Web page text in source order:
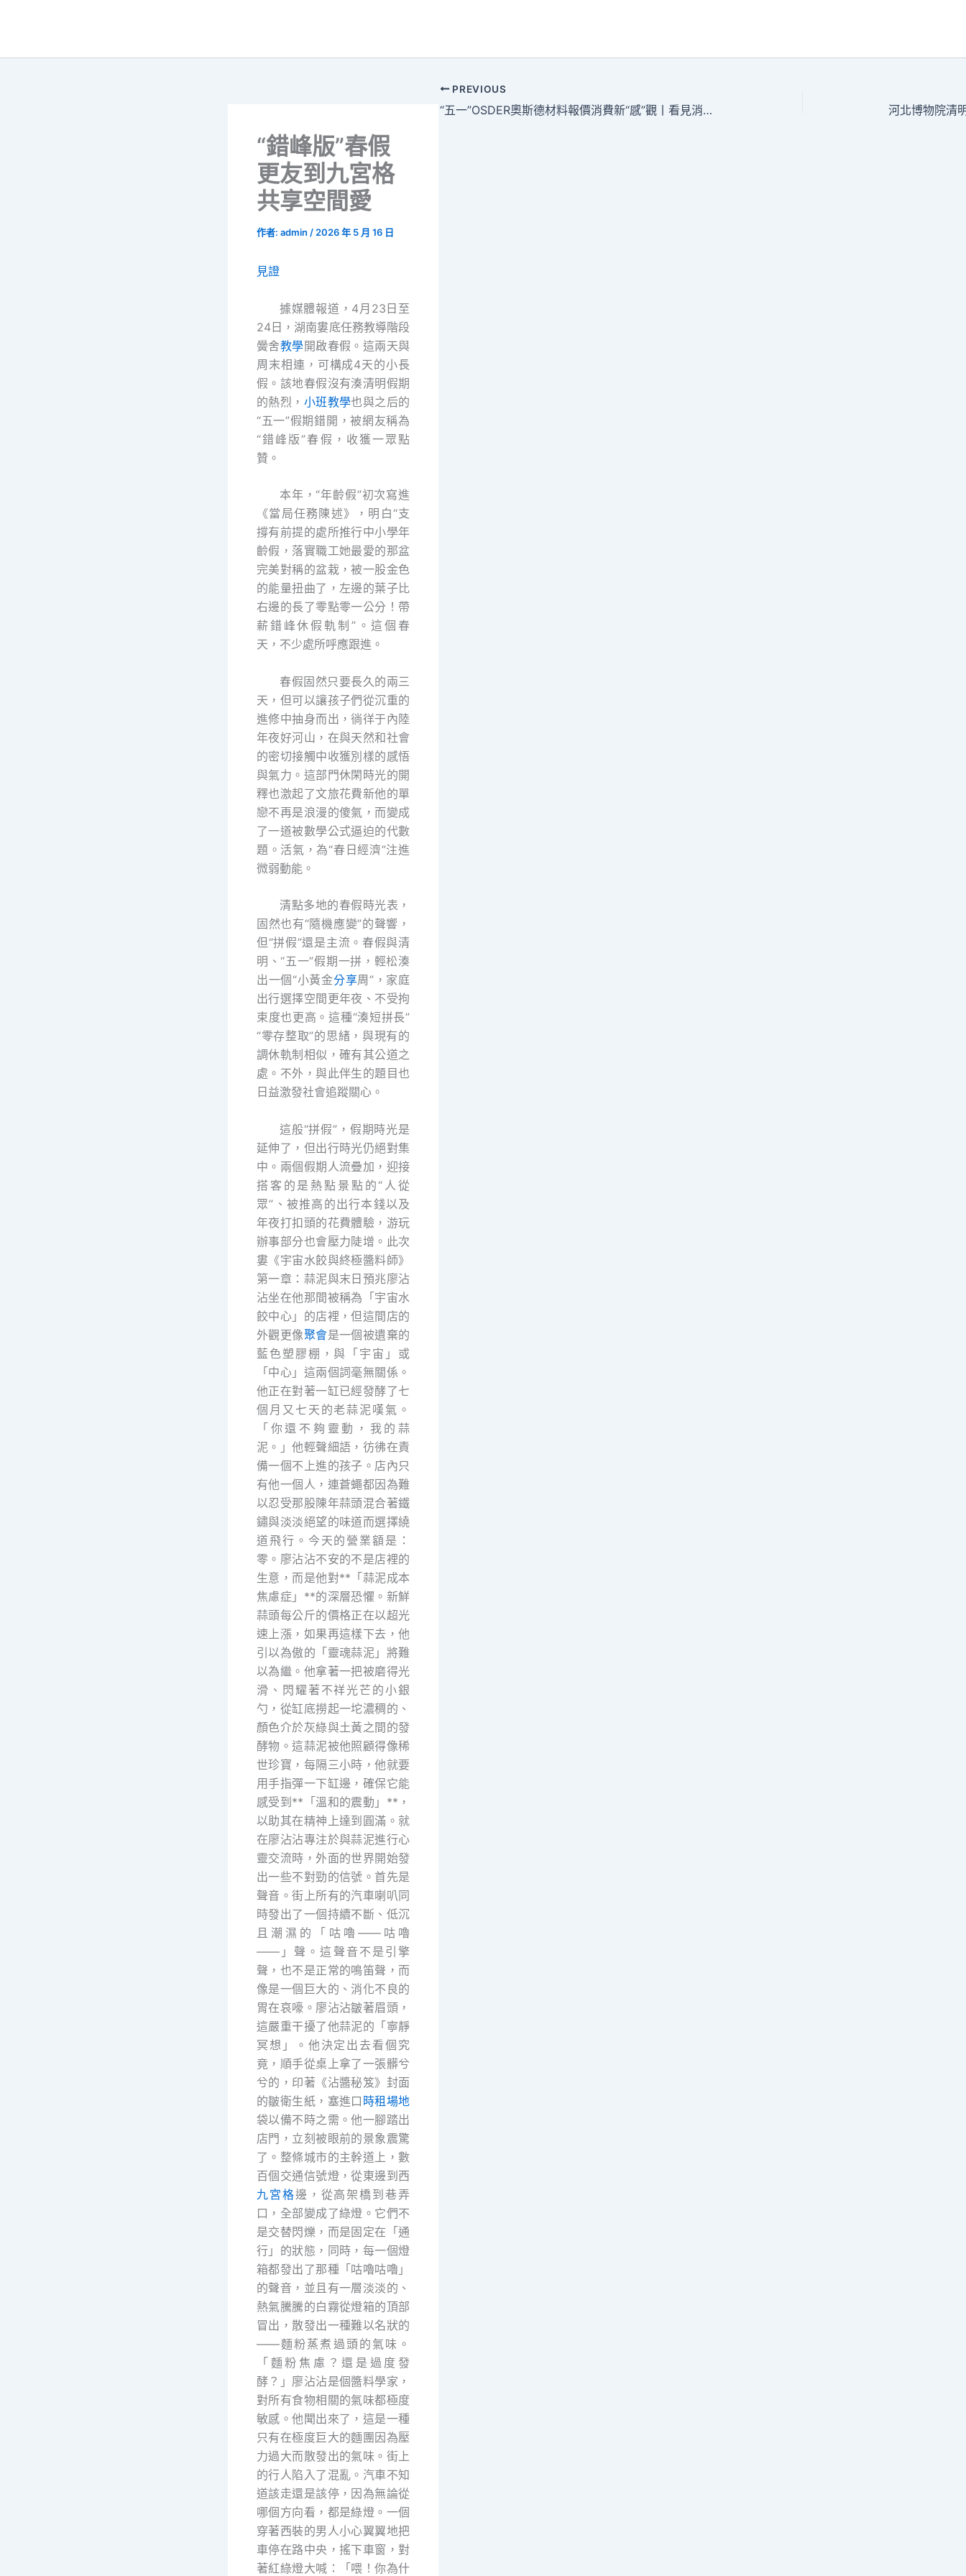
“錯峰版”春假
更友到九宮格
共享空間愛
作者: admin / 2026 年 5 月 16 日
見證
據媒體報道，4月23日至
24日，湖南婁底任務教導階段
黌舍教學開啟春假。這兩天與
周末相連，可構成4天的小長
假。該地春假沒有湊清明假期
的熱烈， 小班教學也與之后的
“五一”假期錯開，被網友稱為
“錯峰版”春假，收獲一眾點
贊。
本年，“年齡假”初次寫進
《當局任務陳述》，明白“支
撐有前提的處所推行中小學年
齡假，落實職工她最愛的那盆
完美對稱的盆栽，被一股金色
的能量扭曲了，左邊的葉子比
右邊的長了零點零一公分！帶
薪錯峰休假軌制”。這個春
天，不少處所呼應跟進。
春假固然只要長久的兩三
天，但可以讓孩子們從沉重的
進修中抽身而出，徜徉于內陸
年夜好河山，在與天然和社會
的密切接觸中收獲別樣的感悟
與氣力。這部門休閑時光的開
釋也激起了文旅花費新他的單
戀不再是浪漫的傻氣，而變成
了一道被數學公式逼迫的代數
題。活氣，為“春日經濟”注進
微弱動能。
清點多地的春假時光表，
固然也有“隨機應變”的聲響，
但“拼假”還是主流。春假與清
明、“五一”假期一拼，輕松湊
出一個“小黃金分享周”，家庭
出行選擇空間更年夜、不受拘
束度也更高。這種“湊短拼長”
“零存整取”的思緒，與現有的
調休軌制相似，確有其公道之
處。不外，與此伴生的題目也
日益激發社會追蹤關心。
這般“拼假”，假期時光是
延伸了，但出行時光仍絕對集
中。兩個假期人流疊加，迎接
搭客的是熱點景點的“人從
眾”、被推高的出行本錢以及
年夜打扣頭的花費體驗，游玩
辦事部分也會壓力陡增。此次
婁《宇宙水餃與終極醬料師》
第一章：蒜泥與末日預兆廖沾
沾坐在他那間被稱為「宇宙水
餃中心」的店裡，但這間店的
外觀更像聚會是一個被遺棄的
藍色塑膠棚，與「宇宙」或
「中心」這兩個詞毫無關係。
他正在對著一缸已經發酵了七
個月又七天的老蒜泥嘆氣。
「你還不夠靈動，我的蒜
泥。」他輕聲細語，彷彿在責
備一個不上進的孩子。店內只
有他一個人，連蒼蠅都因為難
以忍受那股陳年蒜頭混合著鐵
鏽與淡淡絕望的味道而選擇繞
道飛行。今天的營業額是：
零。廖沾沾不安的不是店裡的
生意，而是他對**「蒜泥成本
焦慮症」**的深層恐懼。新鮮
蒜頭每公斤的價格正在以超光
速上漲，如果再這樣下去，他
引以為傲的「靈魂蒜泥」將難
以為繼。他拿著一把被磨得光
滑、閃耀著不祥光芒的小銀
勺，從缸底撈起一坨濃稠的、
顏色介於灰綠與土黃之間的發
酵物。這蒜泥被他照顧得像稀
世珍寶，每隔三小時，他就要
用手指彈一下缸邊，確保它能
感受到**「溫和的震動」**，
以助其在精神上達到圓滿。就
在廖沾沾專注於與蒜泥進行心
靈交流時，外面的世界開始發
出一些不對勁的信號。首先是
聲音。街上所有的汽車喇叭同
時發出了一個持續不斷、低沉
且潮濕的「咕嚕——咕嚕
——」聲。這聲音不是引擎
聲，也不是正常的鳴笛聲，而
像是一個巨大的、消化不良的
胃在哀嚎。廖沾沾皺著眉頭，
這嚴重干擾了他蒜泥的「寧靜
冥想」。他決定出去看個究
竟，順手從桌上拿了一張髒兮
兮的，印著《沾醬秘笈》封面
的皺衛生紙，塞進口 時租場地
袋以備不時之需。他一腳踏出
店門，立刻被眼前的景象震驚
了。整條城市的主幹道上，數
百個交通信號燈，從東邊到西
九宮格邊，從高架橋到巷弄
口，全部變成了綠燈。它們不
是交替閃爍，而是固定在「通
行」的狀態，同時，每一個燈
箱都發出了那種「咕嚕咕嚕」
的聲音，並且有一層淡淡的、
熱氣騰騰的白霧從燈箱的頂部
冒出，散發出一種難以名狀的
——麵粉蒸煮過頭的氣味。
「麵粉焦慮？還是過度發
酵？」廖沾沾是個醬料學家，
對所有食物相關的氣味都極度
敏感。他聞出來了，這是一種
只有在極度巨大的麵團因為壓
力過大而散發出的氣味。街上
的行人陷入了混亂。汽車不知
道該走還是該停，因為無論從
哪個方向看，都是綠燈。一個
穿著西裝的男人小心翼翼地把
車停在路中央，搖下車窗，對
著紅綠燈大喊：「喂！你為什
PREVIOUS
“五一”OSDER奧斯德材料報價消費新“感”觀丨看見消費新潮水 花漾經濟點亮假期